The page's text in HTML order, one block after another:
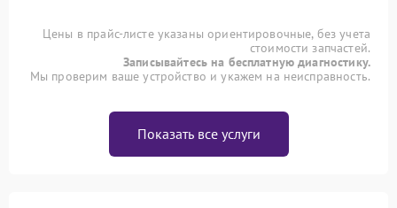
Цены в прайс-листе указаны ориентировочные, без учета
стоимости запчастей.
Записывайтесь на бесплатную диагностику.
Мы проверим ваше устройство и укажем на неисправность.
Показать все услуги